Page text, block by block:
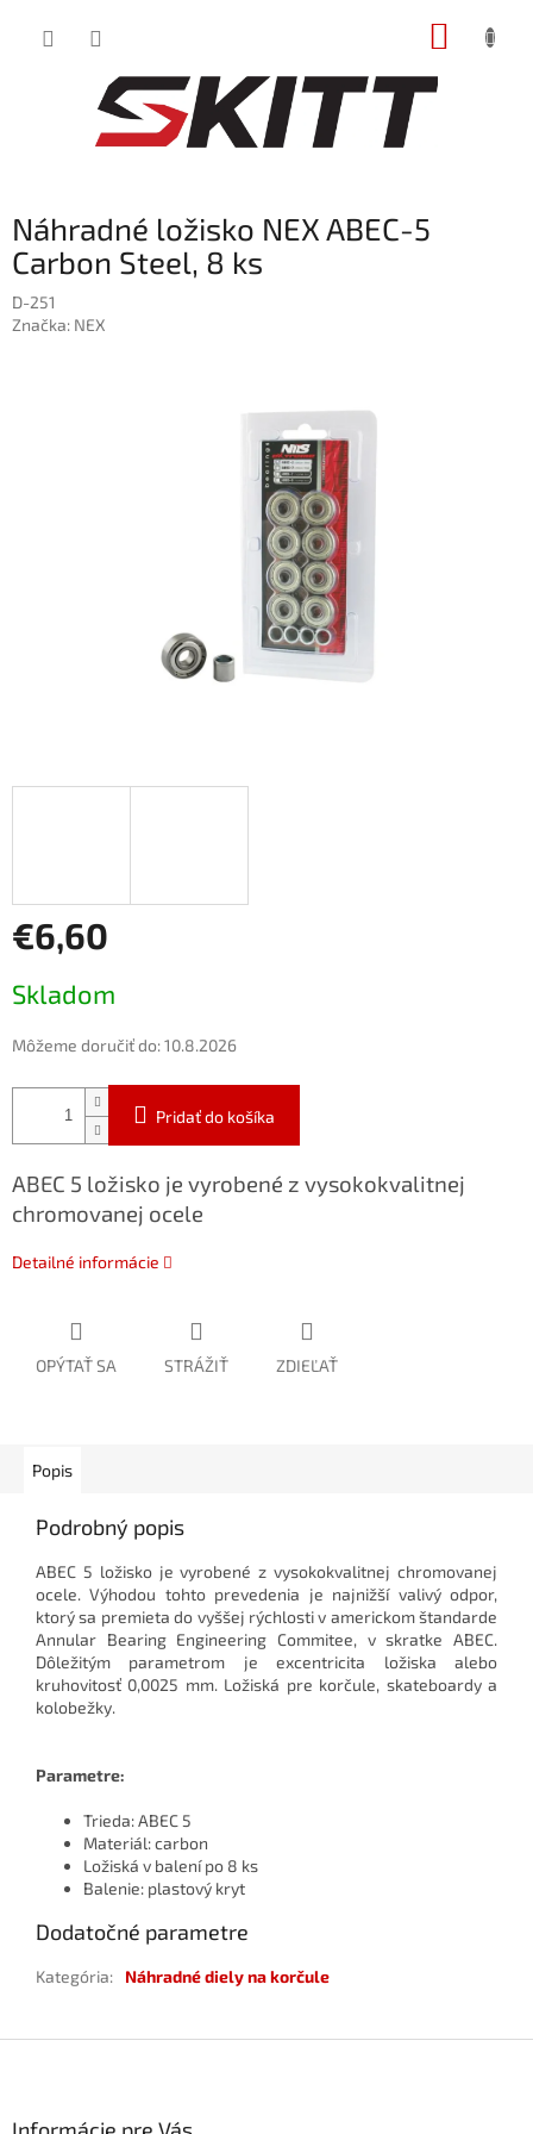
Náhradné ložisko NEX ABEC-5
Carbon Steel, 8 ks
D-251
Značka: NEX
€6,60
cena:
Skladom
Môžeme doručiť do:10.8.2026
Pridať do košíka
ABEC 5 ložisko je vyrobené z vysokokvalitnej
chromovanej ocele
Detailné informácie
OPÝTAŤ SA STRÁŽIŤ ZDIEĽAŤ
Popis
Podrobný popis
ABEC 5 ložisko je vyrobené z vysokokvalitnej chromovanej
ocele. Výhodou tohto prevedenia je najnižší valivý odpor,
ktorý sa premieta do vyššej rýchlosti v americkom štandarde
Annular Bearing Engineering Commitee, v skratke ABEC.
Dôležitým parametrom je excentricita ložiska alebo
kruhovitosť 0,0025 mm. Ložiská pre korčule, skateboardy a
kolobežky.
Parametre:
Trieda: ABEC 5
Materiál: carbon
Ložiská v balení po 8 ks
Balenie: plastový kryt
Dodatočné parametre
Kategória: Náhradné diely na korčule